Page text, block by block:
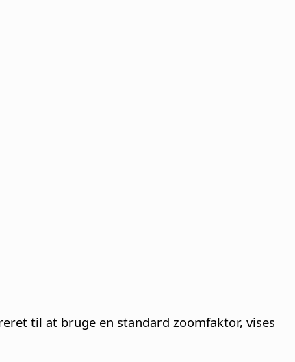
til at bruge en standard zoomfaktor, vises